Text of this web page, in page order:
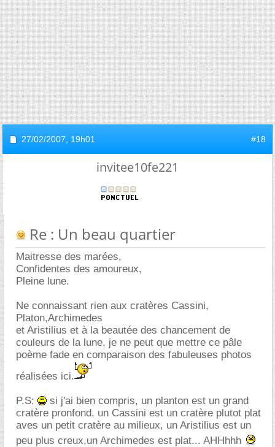
27/02/2007, 19h01 #18
invitee10fe221
Re : Un beau quartier
Maitresse des marées,
Confidentes des amoureux,
Pleine lune.
Ne connaissant rien aux cratères Cassini,
Platon,Archimedes
et Aristilius et à la beautée des chancement de
couleurs de la lune, je ne peut que mettre ce pâle
poème fade en comparaison des fabuleuses photos
réalisées ici.
P.S:
si j'ai bien compris, un planton est un grand
cratère pronfond, un Cassini est un cratère plutot plat
aves un petit cratère au milieux, un Aristilius est un
peu plus creux,un Archimedes est plat... AHHhhh